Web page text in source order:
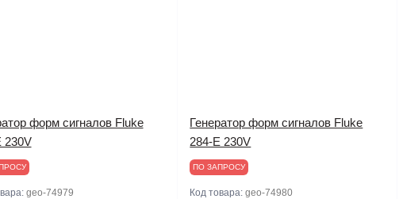
форм сигналов Fluke
230V
geo-74979
Генератор форм сигналов Fluke
284-E 230V
ПО ЗАПРОСУ
Код товара:geo-74980